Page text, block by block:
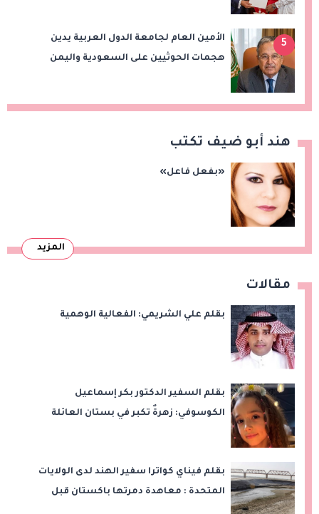
5
الأمين العام لجامعة الدول العربية يدين
هجمات الحوثيين على السعودية واليمن
هند أبو ضيف تكتب
«بفعل فاعل»
المزيد
مقالات
بقلم علي الشريمي: الفعالية الوهمية
بقلم السفير الدكتور بكر إسماعيل
الكوسوفي: زهرةٌ تكبر في بستان العائلة
بقلم فيناي كواترا سفير الهند لدى الولايات
المتحدة : معاهدة دمرتها باكستان قبل